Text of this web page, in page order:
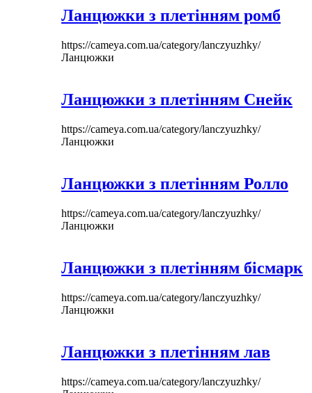
Ланцюжки з плетінням ромб
https://cameya.com.ua/category/lanczyuzhky/
Ланцюжки
Ланцюжки з плетінням Снейк
https://cameya.com.ua/category/lanczyuzhky/
Ланцюжки
Ланцюжки з плетінням Ролло
https://cameya.com.ua/category/lanczyuzhky/
Ланцюжки
Ланцюжки з плетінням бісмарк
https://cameya.com.ua/category/lanczyuzhky/
Ланцюжки
Ланцюжки з плетінням лав
https://cameya.com.ua/category/lanczyuzhky/